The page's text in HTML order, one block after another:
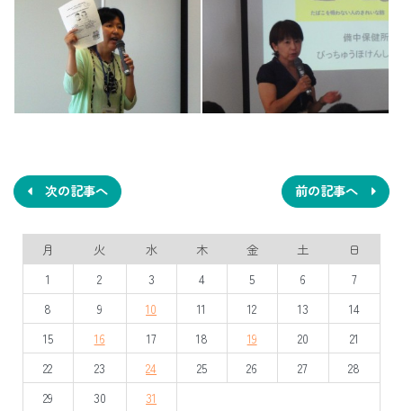
稿
ナ
ビ
ゲ
ー
シ
ョ
ン
前の記事へ
次の記事へ
月 火 水 木 金 土
日
1
2 3 4 5 6
7
8
9 10 11 12 13
14
15
16 17 18 19 20
21
22
23 24 25 26 27
28
29
30 31